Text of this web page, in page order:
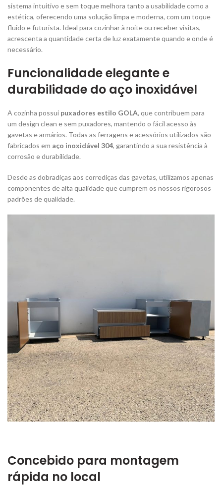
sistema intuitivo e sem toque melhora tanto a usabilidade como a
estética, oferecendo uma solução limpa e moderna, com um toque
fluido e futurista. Ideal para cozinhar à noite ou receber visitas,
acrescenta a quantidade certa de luz exatamente quando e onde é
necessário.
Funcionalidade elegante e
durabilidade do aço inoxidável
A cozinha possui puxadores estilo GOLA, que contribuem para
um design clean e sem puxadores, mantendo o fácil acesso às
gavetas e armários. Todas as ferragens e acessórios utilizados são
fabricados em aço inoxidável 304, garantindo a sua resistência à
corrosão e durabilidade.
Desde as dobradiças aos corrediças das gavetas, utilizamos apenas
componentes de alta qualidade que cumprem os nossos rigorosos
padrões de qualidade.
Concebido para montagem
rápida no local